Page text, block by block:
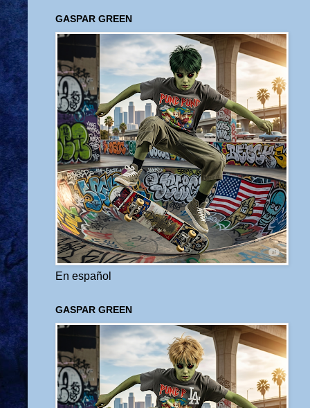
GASPAR GREEN
En español
GASPAR GREEN